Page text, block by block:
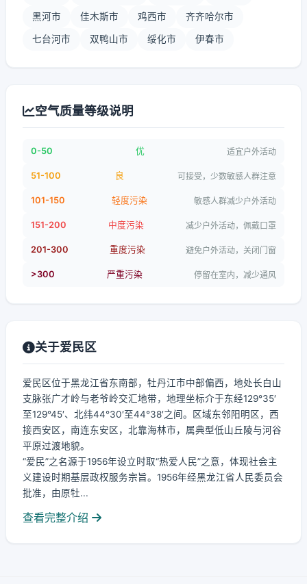
黑河市 佳木斯市 鸡西市 齐齐哈尔市
七台河市 双鸭山市 绥化市 伊春市
空气质量等级说明
0-50 优 适宜户外活动
51-100 良 可接受，少数敏感人群注意
101-150 轻度污染 敏感人群减少户外活动
151-200 中度污染 减少户外活动，佩戴口罩
201-300 重度污染 避免户外活动，关闭门窗
>300 严重污染 停留在室内，减少通风
关于爱民区
爱民区位于黑龙江省东南部，牡丹江市中部偏西，地处长白山
支脉张广才岭与老爷岭交汇地带，地理坐标介于东经129°35′
至129°45′、北纬44°30′至44°38′之间。区域东邻阳明区，西
接西安区，南连东安区，北靠海林市，属典型低山丘陵与河谷
平原过渡地貌。
“爱民”之名源于1956年设立时取“热爱人民”之意，体现社会主
义建设时期基层政权服务宗旨。1956年经黑龙江省人民委员会
批准，由原牡...
查看完整介绍